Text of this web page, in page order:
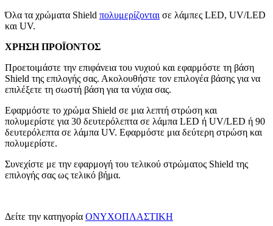
Όλα τα χρώματα Shield πολυμερίζονται σε λάμπες LED, UV/LED
και UV.
ΧΡΗΣΗ ΠΡΟΪΟΝΤΟΣ
Προετοιμάστε την επιφάνεια του νυχιού και εφαρμόστε τη βάση
Shield της επιλογής σας. Ακολουθήστε τον επιλογέα βάσης για να
επιλέξετε τη σωστή βάση για τα νύχια σας.
Εφαρμόστε το χρώμα Shield σε μια λεπτή στρώση και
πολυμερίστε για 30 δευτερόλεπτα σε λάμπα LED ή UV/LED ή 90
δευτερόλεπτα σε λάμπα UV. Εφαρμόστε μια δεύτερη στρώση και
πολυμερίστε.
Συνεχίστε με την εφαρμογή του τελικού στρώματος Shield της
επιλογής σας ως τελικό βήμα.
Δείτε την κατηγορία ΟΝΥΧΟΠΛΑΣΤΙΚΗ